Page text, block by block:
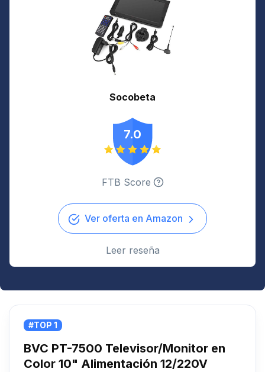
Socobeta
7.0
FTB Score
Ver oferta en Amazon
Leer reseña
#TOP 1
BVC PT-7500 Televisor/Monitor en
Color 10" Alimentación 12/220V